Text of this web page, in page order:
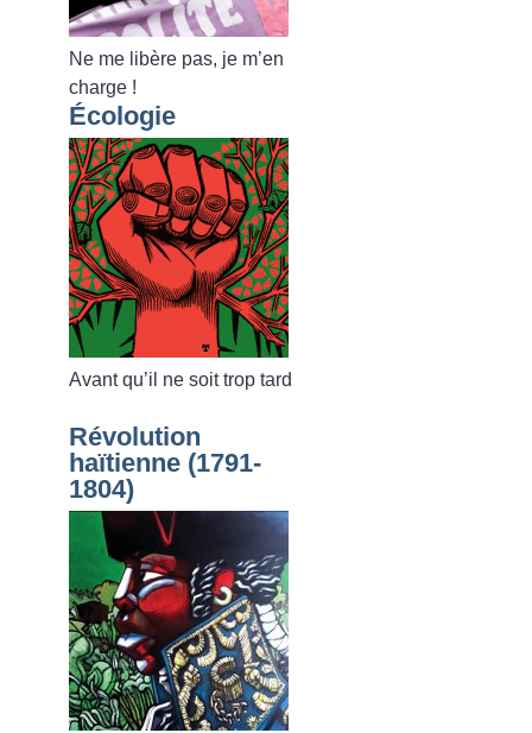
Ne me libère pas, je m’en
charge !
Écologie
Avant qu’il ne soit trop tard
Révolution
haïtienne (1791-
1804)